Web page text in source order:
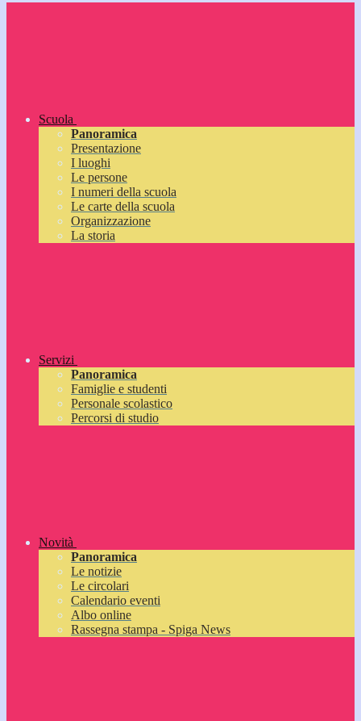
Scuola
Panoramica
Presentazione
I luoghi
Le persone
I numeri della scuola
Le carte della scuola
Organizzazione
La storia
Servizi
Panoramica
Famiglie e studenti
Personale scolastico
Percorsi di studio
Novità
Panoramica
Le notizie
Le circolari
Calendario eventi
Albo online
Rassegna stampa - Spiga News